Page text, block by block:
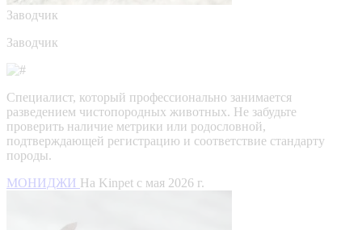
Заводчик
Заводчик
Специалист, который профессионально занимается
разведением чистопородных животных. Не забудьте
проверить наличие метрики или родословной,
подтверждающей регистрацию и соответствие стандарту
породы.
МОНИДЖИ На Kinpet c мая 2026 г.